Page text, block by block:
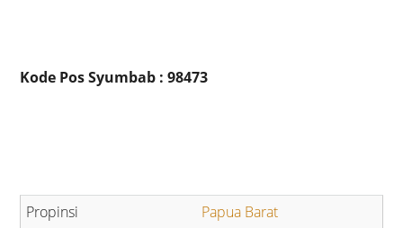
Kode Pos Syumbab : 98473
Papua Barat